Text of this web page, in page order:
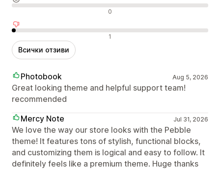
Неутрални отзиви 0
Отрицателни отзиви 1
Всички отзиви
Photobook Aug 5, 2026
Great looking theme and helpful support team!
recommended
Mercy Note
Jul 31, 2026
We love the way our store looks with the Pebble
theme! It features tons of stylish, functional blocks,
and customizing them is logical and easy to follow. It
definitely feels like a premium theme. Huge thanks